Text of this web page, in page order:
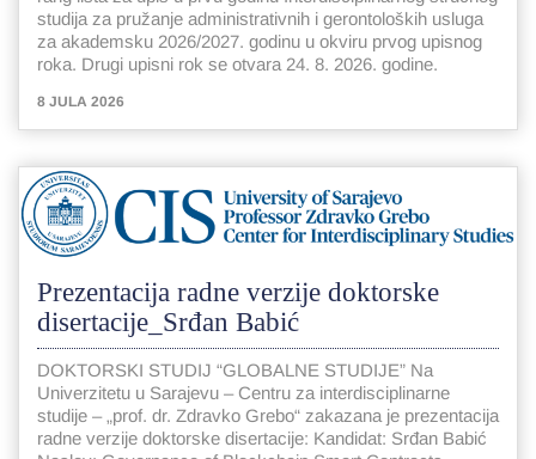
studija za pružanje administrativnih i gerontoloških usluga
za akademsku 2026/2027. godinu u okviru prvog upisnog
roka. Drugi upisni rok se otvara 24. 8. 2026. godine.
8 JULA 2026
Prezentacija radne verzije doktorske
disertacije_Srđan Babić
DOKTORSKI STUDIJ “GLOBALNE STUDIJE” Na
Univerzitetu u Sarajevu – Centru za interdisciplinarne
studije – „prof. dr. Zdravko Grebo“ zakazana je prezentacija
radne verzije doktorske disertacije: Kandidat: Srđan Babić